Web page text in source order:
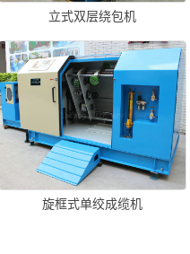
立式双层绕包机
旋框式单绞成缆机